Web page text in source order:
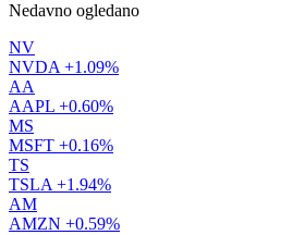
Nedavno ogledano
NV
NVDA +1.09%
AA
AAPL +0.60%
MS
MSFT +0.16%
TS
TSLA +1.94%
AM
AMZN +0.59%